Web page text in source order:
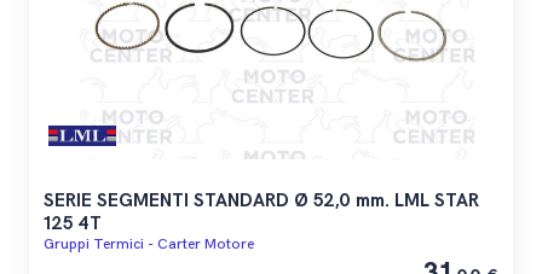
SERIE SEGMENTI STANDARD Ø 52,0 mm. LML STAR
125 4T
Gruppi Termici - Carter Motore